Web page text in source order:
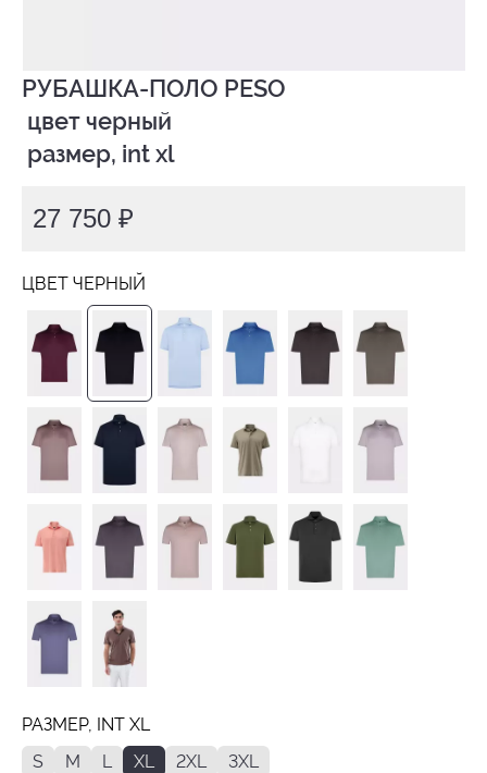
РУБАШКА-ПОЛО PESO
размер, int xl
27 750 ₽
ЦВЕТ ЧЕРНЫЙ
РАЗМЕР, INT XL
S
M L XL 2XL 3XL